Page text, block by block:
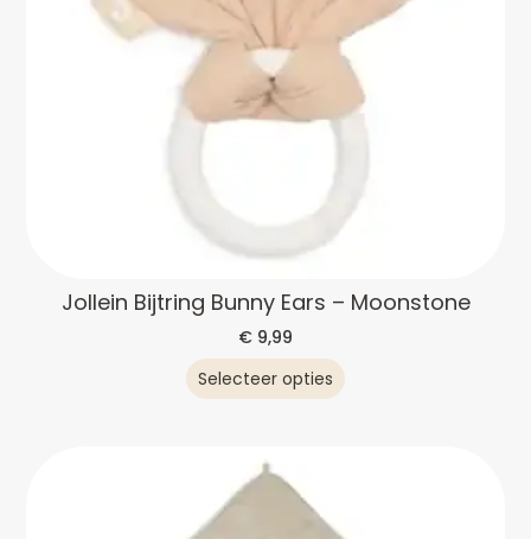
Jollein Bijtring Bunny Ears – Moonstone
€ 9,99
Selecteer opties